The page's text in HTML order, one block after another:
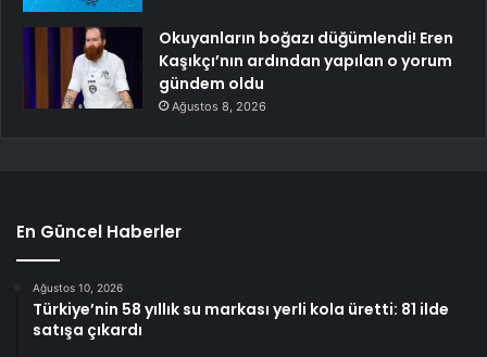
Okuyanların boğazı düğümlendi! Eren
Kaşıkçı’nın ardından yapılan o yorum
gündem oldu
Ağustos 8, 2026
En Güncel Haberler
Ağustos 10, 2026
Türkiye’nin 58 yıllık su markası yerli kola üretti: 81 ilde
satışa çıkardı